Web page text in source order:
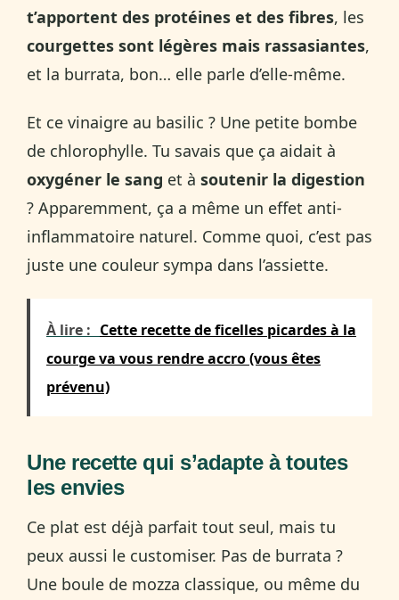
t’apportent des protéines et des fibres, les
courgettes sont légères mais rassasiantes,
et la burrata, bon… elle parle d’elle-même.
Et ce vinaigre au basilic ? Une petite bombe
de chlorophylle. Tu savais que ça aidait à
oxygéner le sang et à soutenir la digestion
? Apparemment, ça a même un effet anti-
inflammatoire naturel. Comme quoi, c’est pas
juste une couleur sympa dans l’assiette.
À lire : Cette recette de ficelles picardes à la
courge va vous rendre accro (vous êtes
prévenu)
Une recette qui s’adapte à toutes
les envies
Ce plat est déjà parfait tout seul, mais tu
peux aussi le customiser. Pas de burrata ?
Une boule de mozza classique, ou même du